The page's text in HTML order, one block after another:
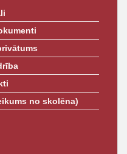
no skolēna)